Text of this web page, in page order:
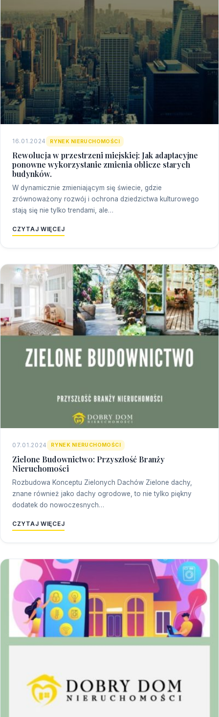
16.01.2024 RYNEK NIERUCHOMOŚCI
Rewolucja w przestrzeni miejskiej: Jak adaptacyjne
ponowne wykorzystanie zmienia oblicze starych
budynków.
W dynamicznie zmieniającym się świecie, gdzie
zrównoważony rozwój i ochrona dziedzictwa kulturowego
stają się nie tylko trendami, ale…
CZYTAJ WIĘCEJ
07.01.2024 RYNEK NIERUCHOMOŚCI
Zielone Budownictwo: Przyszłość Branży
Nieruchomości
Rozbudowa Konceptu Zielonych Dachów Zielone dachy,
znane również jako dachy ogrodowe, to nie tylko piękny
dodatek do nowoczesnych…
CZYTAJ WIĘCEJ